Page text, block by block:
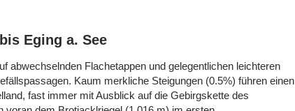
Eging a. See
abwechselnden Flachetappen und gelegentlichen leichteren
Kaum merkliche Steigungen (0.5%) führen einen
fast immer mit Ausblick auf die Gebirgskette des